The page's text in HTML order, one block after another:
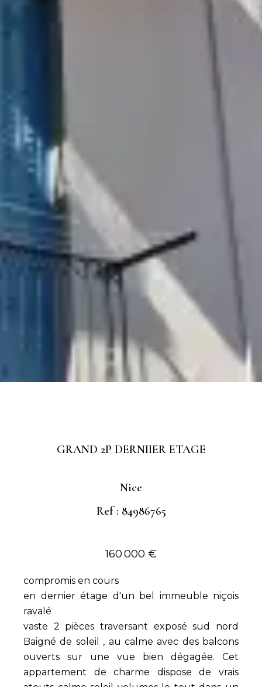
GRAND 2P DERNIIER ETAGE
Nice
Ref : 84986765
160 000 €
compromis en cours
en dernier étage d'un bel immeuble niçois
ravalé
vaste 2 pièces traversant exposé sud nord
Baigné de soleil , au calme avec des balcons
ouverts sur une vue bien dégagée. Cet
appartement de charme dispose de vrais